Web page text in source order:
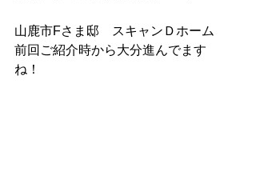
山鹿市Fさま邸　スキャンＤホーム
前回ご紹介時から大分進んでます
ね！